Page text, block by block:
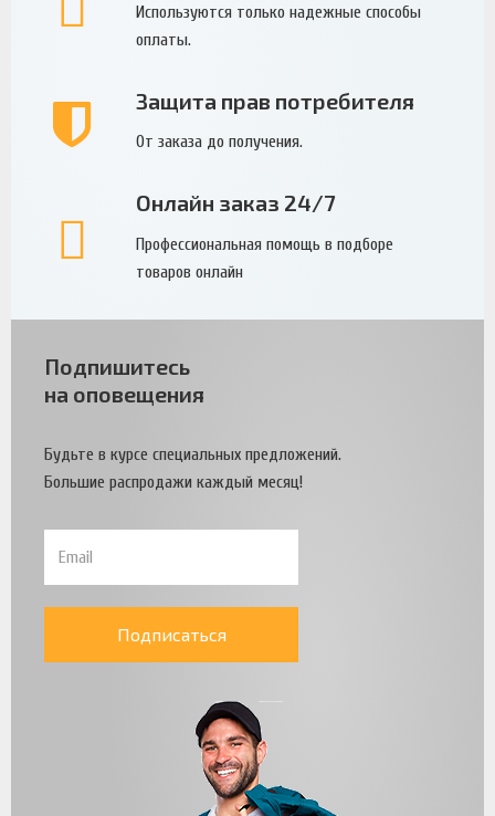
Используются только надежные способы
оплаты.
Защита прав потребителя
От заказа до получения.
Онлайн заказ 24/7
Профессиональная помощь в подборе
товаров онлайн
Подпишитесь
на оповещения
Будьте в курсе специальных предложений.
Большие распродажи каждый месяц!
Подписаться